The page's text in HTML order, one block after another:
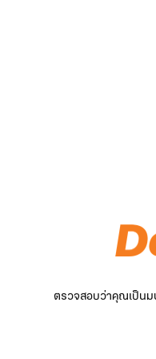
ตรวจสอบว่าคุณเป็นม